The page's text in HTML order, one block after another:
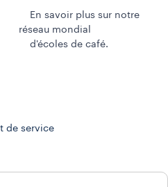
En savoir plus sur notre
réseau mondial
d'écoles de café.
de service